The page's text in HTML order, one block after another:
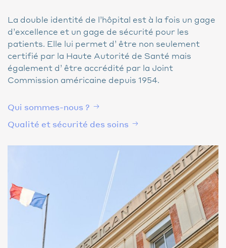
La double identité de l’hôpital est à la fois un gage
d’excellence et un gage de sécurité pour les
patients. Elle lui permet d’ être non seulement
certifié par la Haute Autorité de Santé mais
également d’ être accrédité par la Joint
Commission américaine depuis 1954.
Qui sommes-nous ?
Qualité et sécurité des soins